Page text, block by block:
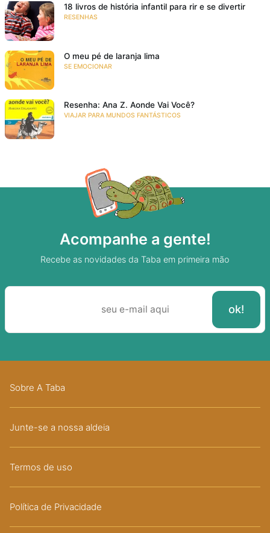
18 livros de história infantil para rir e se divertir
RESENHAS
O meu pé de laranja lima
SE EMOCIONAR
Resenha: Ana Z. Aonde Vai Você?
VIAJAR PARA MUNDOS FANTÁSTICOS
Acompanhe a gente!
Recebe as novidades da Taba em primeira mão
Sobre A Taba
Junte-se a nossa aldeia
Termos de uso
Política de Privacidade